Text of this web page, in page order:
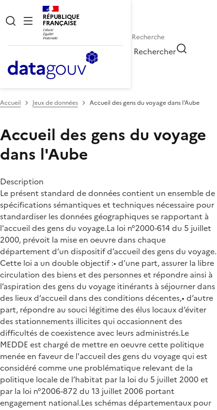
RÉPUBLIQUE
FRANÇAISE
Rechercher
Accueil Jeux de données Accueil des gens du voyage dans l'Aube
Accueil des gens du voyage
dans l'Aube
Description
Le présent standard de données contient un ensemble de
spécifications sémantiques et techniques nécessaire pour
standardiser les données géographiques se rapportant à
l'accueil des gens du voyage.La loi n°2000-614 du 5 juillet
2000, prévoit la mise en oeuvre dans chaque
département d’un dispositif d’accueil des gens du voyage.
Cette loi a un double objectif :• d’une part, assurer la libre
circulation des biens et des personnes et répondre ainsi à
l’aspiration des gens du voyage itinérants à séjourner dans
des lieux d’accueil dans des conditions décentes,• d’autre
part, répondre au souci légitime des élus locaux d’éviter
des stationnements illicites qui occasionnent des
difficultés de coexistence avec leurs administrés.Le
MEDDE est chargé de mettre en oeuvre cette politique
menée en faveur de l'accueil des gens du voyage qui est
considéré comme une problématique relevant de la
politique locale de l’habitat par la loi du 5 juillet 2000 et
par la loi n°2006-872 du 13 juillet 2006 portant
engagement national.Les schémas départementaux pour